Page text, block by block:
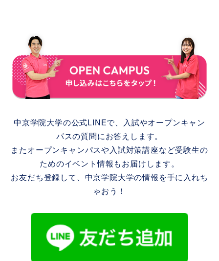
中京学院大学の公式LINEで、入試やオープンキャン
パスの質問にお答えします。
またオープンキャンパスや入試対策講座など受験生の
ためのイベント情報もお届けします。
お友だち登録して、中京学院大学の情報を手に入れち
ゃおう！